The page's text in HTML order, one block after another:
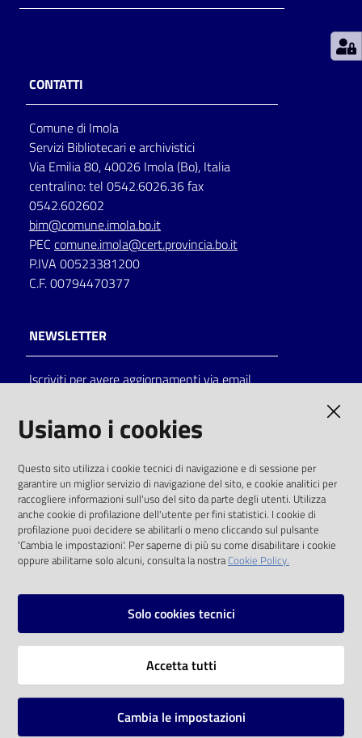
Decentrate
Seguici
su
on line
Eventi
Chiedi al
bibliotecario
Avvisi
CONTATTI
Comune di Imola
Servizi Bibliotecari e archivistici
Via Emilia 80, 40026 Imola (Bo), Italia
centralino: tel 0542.6026.36 fax
0542.602602
bim@comune.imola.bo.it
PEC comune.imola@cert.provincia.bo.it
P.IVA 00523381200
C.F. 00794470377
NEWSLETTER
Iscriviti per avere aggiornamenti via email
solo alle condizioni previste dalla direttiva
comunitaria 2003/98/CE e dal d.lgs. 36/2006
SOCIAL
Instagram
Vai alla pagina
Usiamo i cookies
Questo sito utilizza i cookie tecnici di navigazione e di sessione per
garantire un miglior servizio di navigazione del sito, e cookie analitici per
raccogliere informazioni sull'uso del sito da parte degli utenti. Utilizza
anche cookie di profilazione dell'utente per fini statistici. I cookie di
profilazione puoi decidere se abilitarli o meno cliccando sul pulsante
'Cambia le impostazioni'. Per saperne di più su come disabilitare i cookie
oppure abilitarne solo alcuni, consulta la nostraCookie Policy.
Solo cookies tecnici
Accetta tutti
Cambia le impostazioni